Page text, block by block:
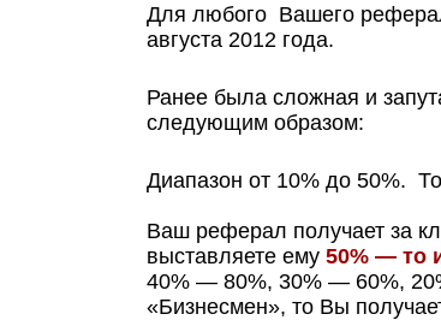
Для любого Вашего
августа 2012 года.
Ранее была сложная и
следующим образом:
Диапазон от 10% до 50%.
Ваш реферал получает за
выставляете ему 50% — то
40% — 80%, 30% — 60%,
«Бизнесмен», то Вы